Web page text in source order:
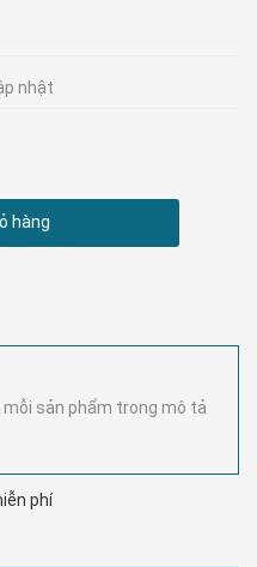
nhật
hàng
sản phẩm trong mô tả
phí